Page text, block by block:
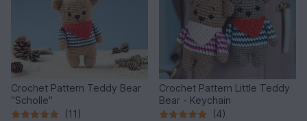
Crochet Pattern Teddy Bear
"Scholle"
(11)
Crochet Pattern Little Teddy
Bear - Keychain
(4)